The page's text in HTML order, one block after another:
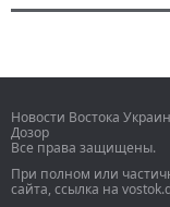
Новости Востока
Дозор
Все права защищены.
При полном или
сайта, ссылка на